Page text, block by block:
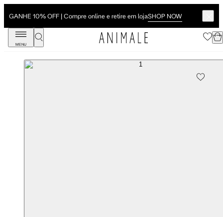
GANHE 10% OFF | Compre online e retire em lojaSHOP NOW
MENU